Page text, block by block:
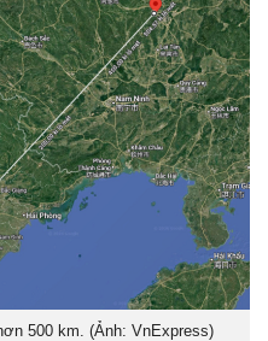
500 km. (Ảnh: VnExpress)